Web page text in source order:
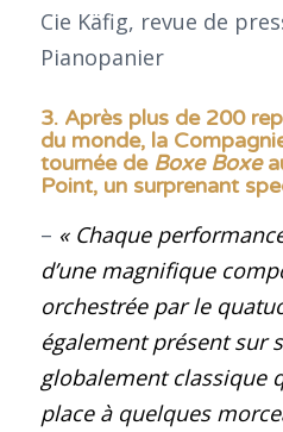
3. Après plus de 200
du monde, la
tournée de Boxe Boxe
Point, un surprenant
– « Chaque
d’une magnifique
orchestrée par le
également présent sur
globalement classique
place à quelques